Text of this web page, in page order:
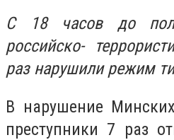
С 18 часов до
российско-
раз нарушили режим
В нарушение
преступники 7 раз